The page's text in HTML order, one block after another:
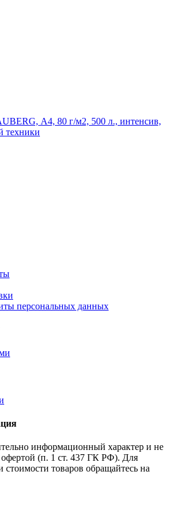
А4, 80 г/м2, 500 л., интенсив,
техники
персональных данных
информационный характер и не
офертой (п. 1 ст. 437 ГК РФ). Для
стоимости товаров обращайтесь на